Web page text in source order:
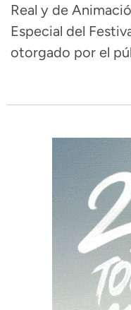
Real y de
Especial del
otorgado por el